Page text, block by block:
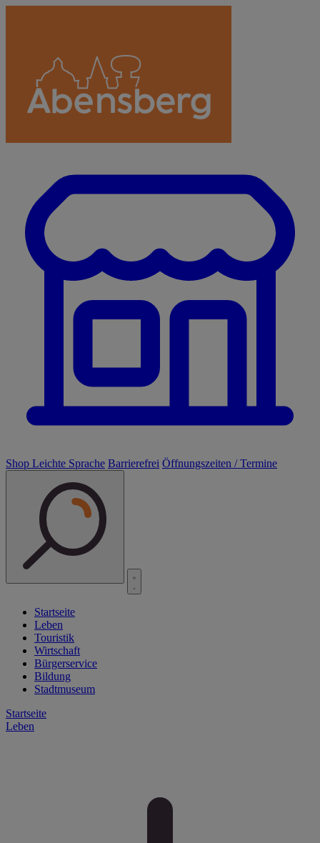
Shop Leichte Sprache Barrierefrei Öffnungszeiten / Termine
Startseite
Leben
Touristik
Wirtschaft
Bürgerservice
Bildung
Stadtmuseum
Startseite
Leben